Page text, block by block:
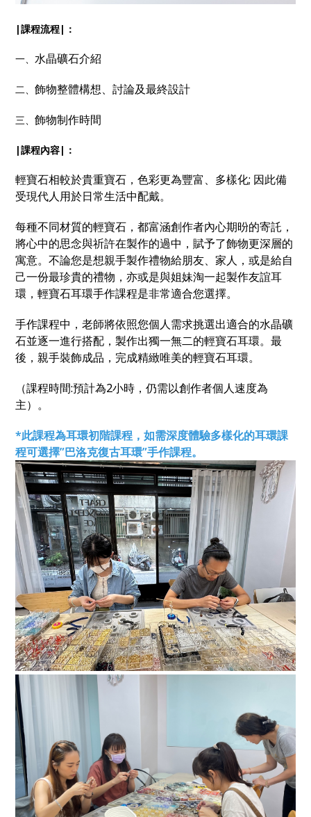
|課程流程|：
一、水晶礦石介紹
二、飾物整體構想、討論及最終設計
三、飾物制作時間
|課程內容|：
輕寶石相較於貴重寶石，色彩更為豐富、多樣化; 因此備
受現代人用於日常生活中配戴。
每種不同材質的輕寶石，都富涵創作者內心期昐的寄託，
將心中的思念與祈許在製作的過中，賦予了飾物更深層的
寓意。不論您是想親手製作禮物給朋友、家人，或是給自
己一份最珍貴的禮物，亦或是與姐妹淘一起製作友誼耳
環，輕寶石耳環手作課程是非常適合您選擇。
手作課程中，老師將依照您個人需求挑選出適合的水晶礦
石並逐一進行搭配，製作出獨一無二的輕寶石耳環。最
後，親手裝飾成品，完成精緻唯美的輕寶石耳環。
（課程時間:預計為2小時，仍需以創作者個人速度為
主）。
*此課程為耳環初階課程，如需深度體驗多樣化的耳環課
程可選擇”巴洛克復古耳環”手作課程。